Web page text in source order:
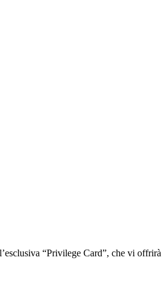
“Privilege Card”, che vi